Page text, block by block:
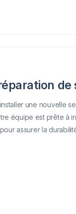
de
une nouvelle
équipe est prête à
assurer la